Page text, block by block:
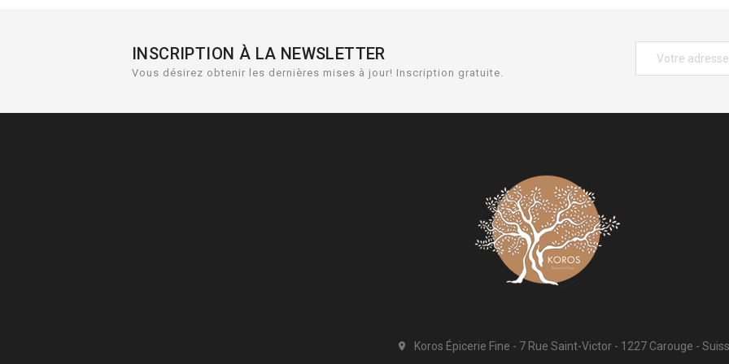
INSCRIPTION À LA NEWSLETTER
Vous désirez obtenir les dernières mises à jour! Inscription gratuite.
 Koros Épicerie Fine 7 Rue Saint-Victor 1227 Carouge